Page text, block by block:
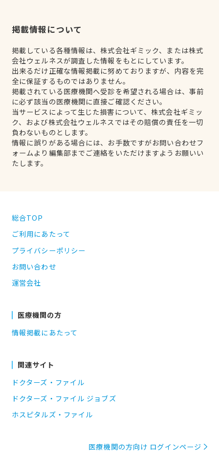
掲載情報について
掲載している各種情報は、株式会社ギミック、または株式
会社ウェルネスが調査した情報をもとにしています。
出来るだけ正確な情報掲載に努めておりますが、内容を完
全に保証するものではありません。
掲載されている医療機関へ受診を希望される場合は、事前
に必ず該当の医療機関に直接ご確認ください。
当サービスによって生じた損害について、株式会社ギミッ
ク、および株式会社ウェルネスではその賠償の責任を一切
負わないものとします。
情報に誤りがある場合には、お手数ですがお問い合わせフ
ォームより編集部までご連絡をいただけますようお願いい
たします。
総合TOP
ご利用にあたって
プライバシーポリシー
お問い合わせ
運営会社
医療機関の方
情報掲載にあたって
関連サイト
ドクターズ・ファイル
ドクターズ・ファイル ジョブズ
ホスピタルズ・ファイル
医療機関の方向け ログインページ